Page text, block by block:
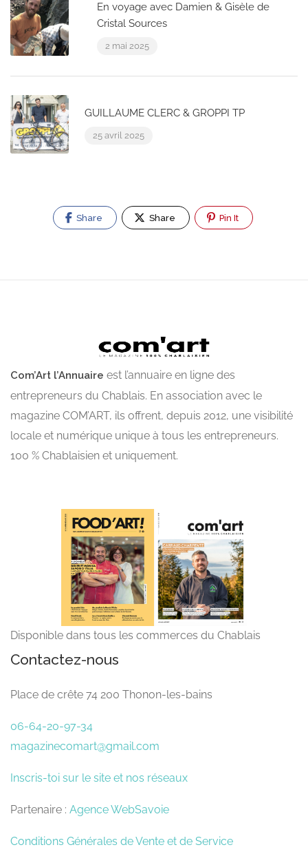
En voyage avec Damien & Gisèle de
Cristal Sources
2 mai 2025
GUILLAUME CLERC & GROPPI TP
25 avril 2025
Share Share Pin It
Com’Art l’Annuaire est l’annuaire en ligne des
entrepreneurs du Chablais. En association avec le
magazine COM’ART, ils offrent, depuis 2012, une visibilité
locale et numérique unique à tous les entrepreneurs.
100 % Chablaisien et uniquement.
Disponible dans tous les commerces du Chablais
Contactez-nous
Place de crête 74 200 Thonon-les-bains
06-64-20-97-34
magazinecomart@gmail.com
Inscris-toi sur le site et nos réseaux
Partenaire : Agence WebSavoie
Conditions Générales de Vente et de Service